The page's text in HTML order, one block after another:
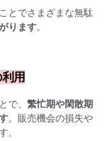
とでさまざまな無駄
ります。
用
で、 繁忙期や閑散期
。販売機会の損失や
。